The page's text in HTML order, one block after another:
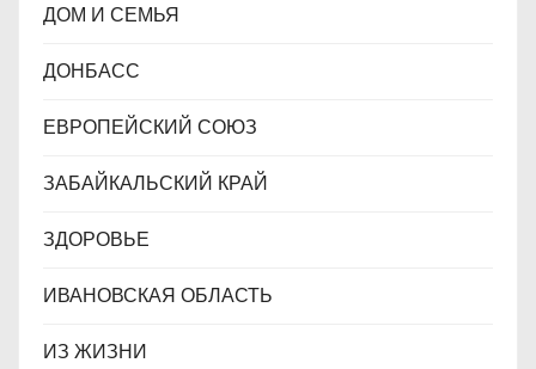
ДОМ И СЕМЬЯ
ДОНБАСС
ЕВРОПЕЙСКИЙ СОЮЗ
ЗАБАЙКАЛЬСКИЙ КРАЙ
ЗДОРОВЬЕ
ИВАНОВСКАЯ ОБЛАСТЬ
ИЗ ЖИЗНИ